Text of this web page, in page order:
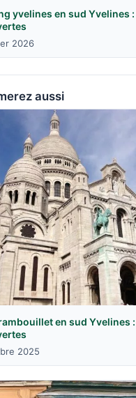
yvelines en sud Yvelines
2026
aussi
en sud Yvelines
2025